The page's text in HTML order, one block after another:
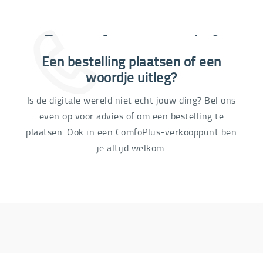
03 292 21 60
Een bestelling plaatsen of een
woordje uitleg?
Is de digitale wereld niet echt jouw ding? Bel ons
even op voor advies of om een bestelling te
plaatsen. Ook in een ComfoPlus-verkooppunt ben
je altijd welkom.